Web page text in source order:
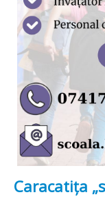
Caracatița